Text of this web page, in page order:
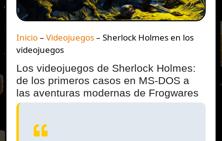
Inicio– Videojuegos– Sherlock Holmes en los
videojuegos
Los videojuegos de Sherlock Holmes:
de los primeros casos en MS-DOS a
las aventuras modernas de Frogwares